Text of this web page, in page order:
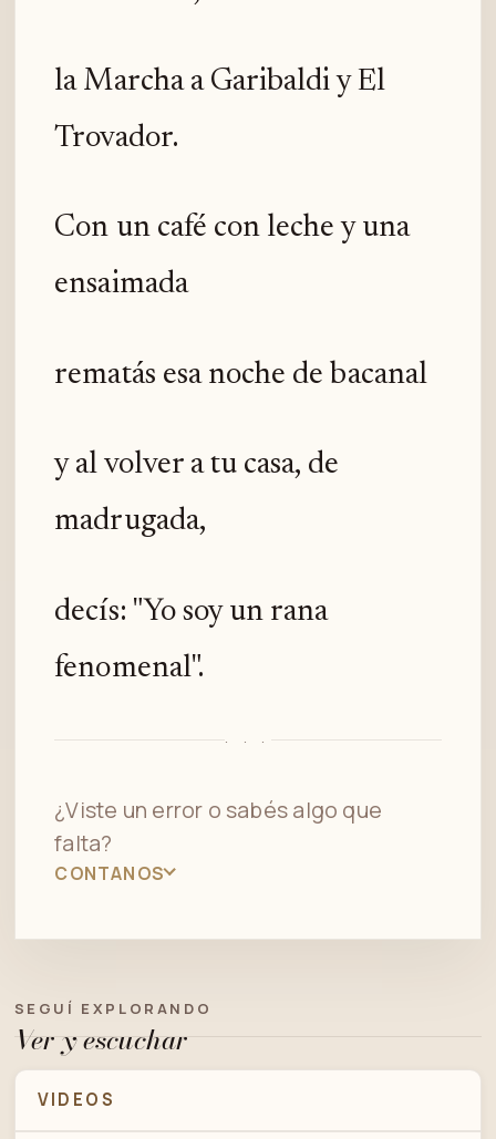
la Marcha a Garibaldi y El
Trovador.
Con un café con leche y una
ensaimada
rematás esa noche de bacanal
y al volver a tu casa, de
madrugada,
decís: "Yo soy un rana
fenomenal".
· · ·
¿Viste un error o sabés algo que
falta?
CONTANOS
SEGUÍ EXPLORANDO
Ver y escuchar
VIDEOS